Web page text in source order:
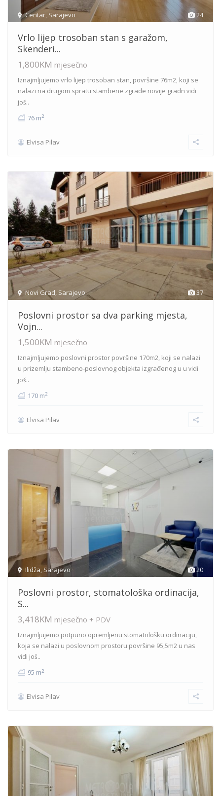
24
Centar, Sarajevo
Vrlo lijep trosoban stan s garažom,
Skenderi...
1,800KM mjesečno
Iznajmljujemo vrlo lijep trosoban stan, površine 76m2, koji se
nalazi na drugom spratu stambene zgrade novije gradn vidi
još..
76 m2
Elvisa Pilav
37
Novi Grad Sarajevo
Poslovni prostor sa dva parking mjesta,
Vojn...
1,500KM mjesečno
Iznajmljujemo poslovni prostor površine 170m2, koji se nalazi
u prizemlju stambeno-poslovnog objekta izgrađenog u u vidi
još..
170 m2
Elvisa Pilav
20
Ilidža, Sarajevo
Poslovni prostor, stomatološka ordinacija,
S...
3,418KM mjesečno + PDV
Iznajmljujemo potpuno opremljenu stomatološku ordinaciju,
koja se nalazi u poslovnom prostoru površine 95,5m2 u nas
vidi još..
95 m2
Elvisa Pilav